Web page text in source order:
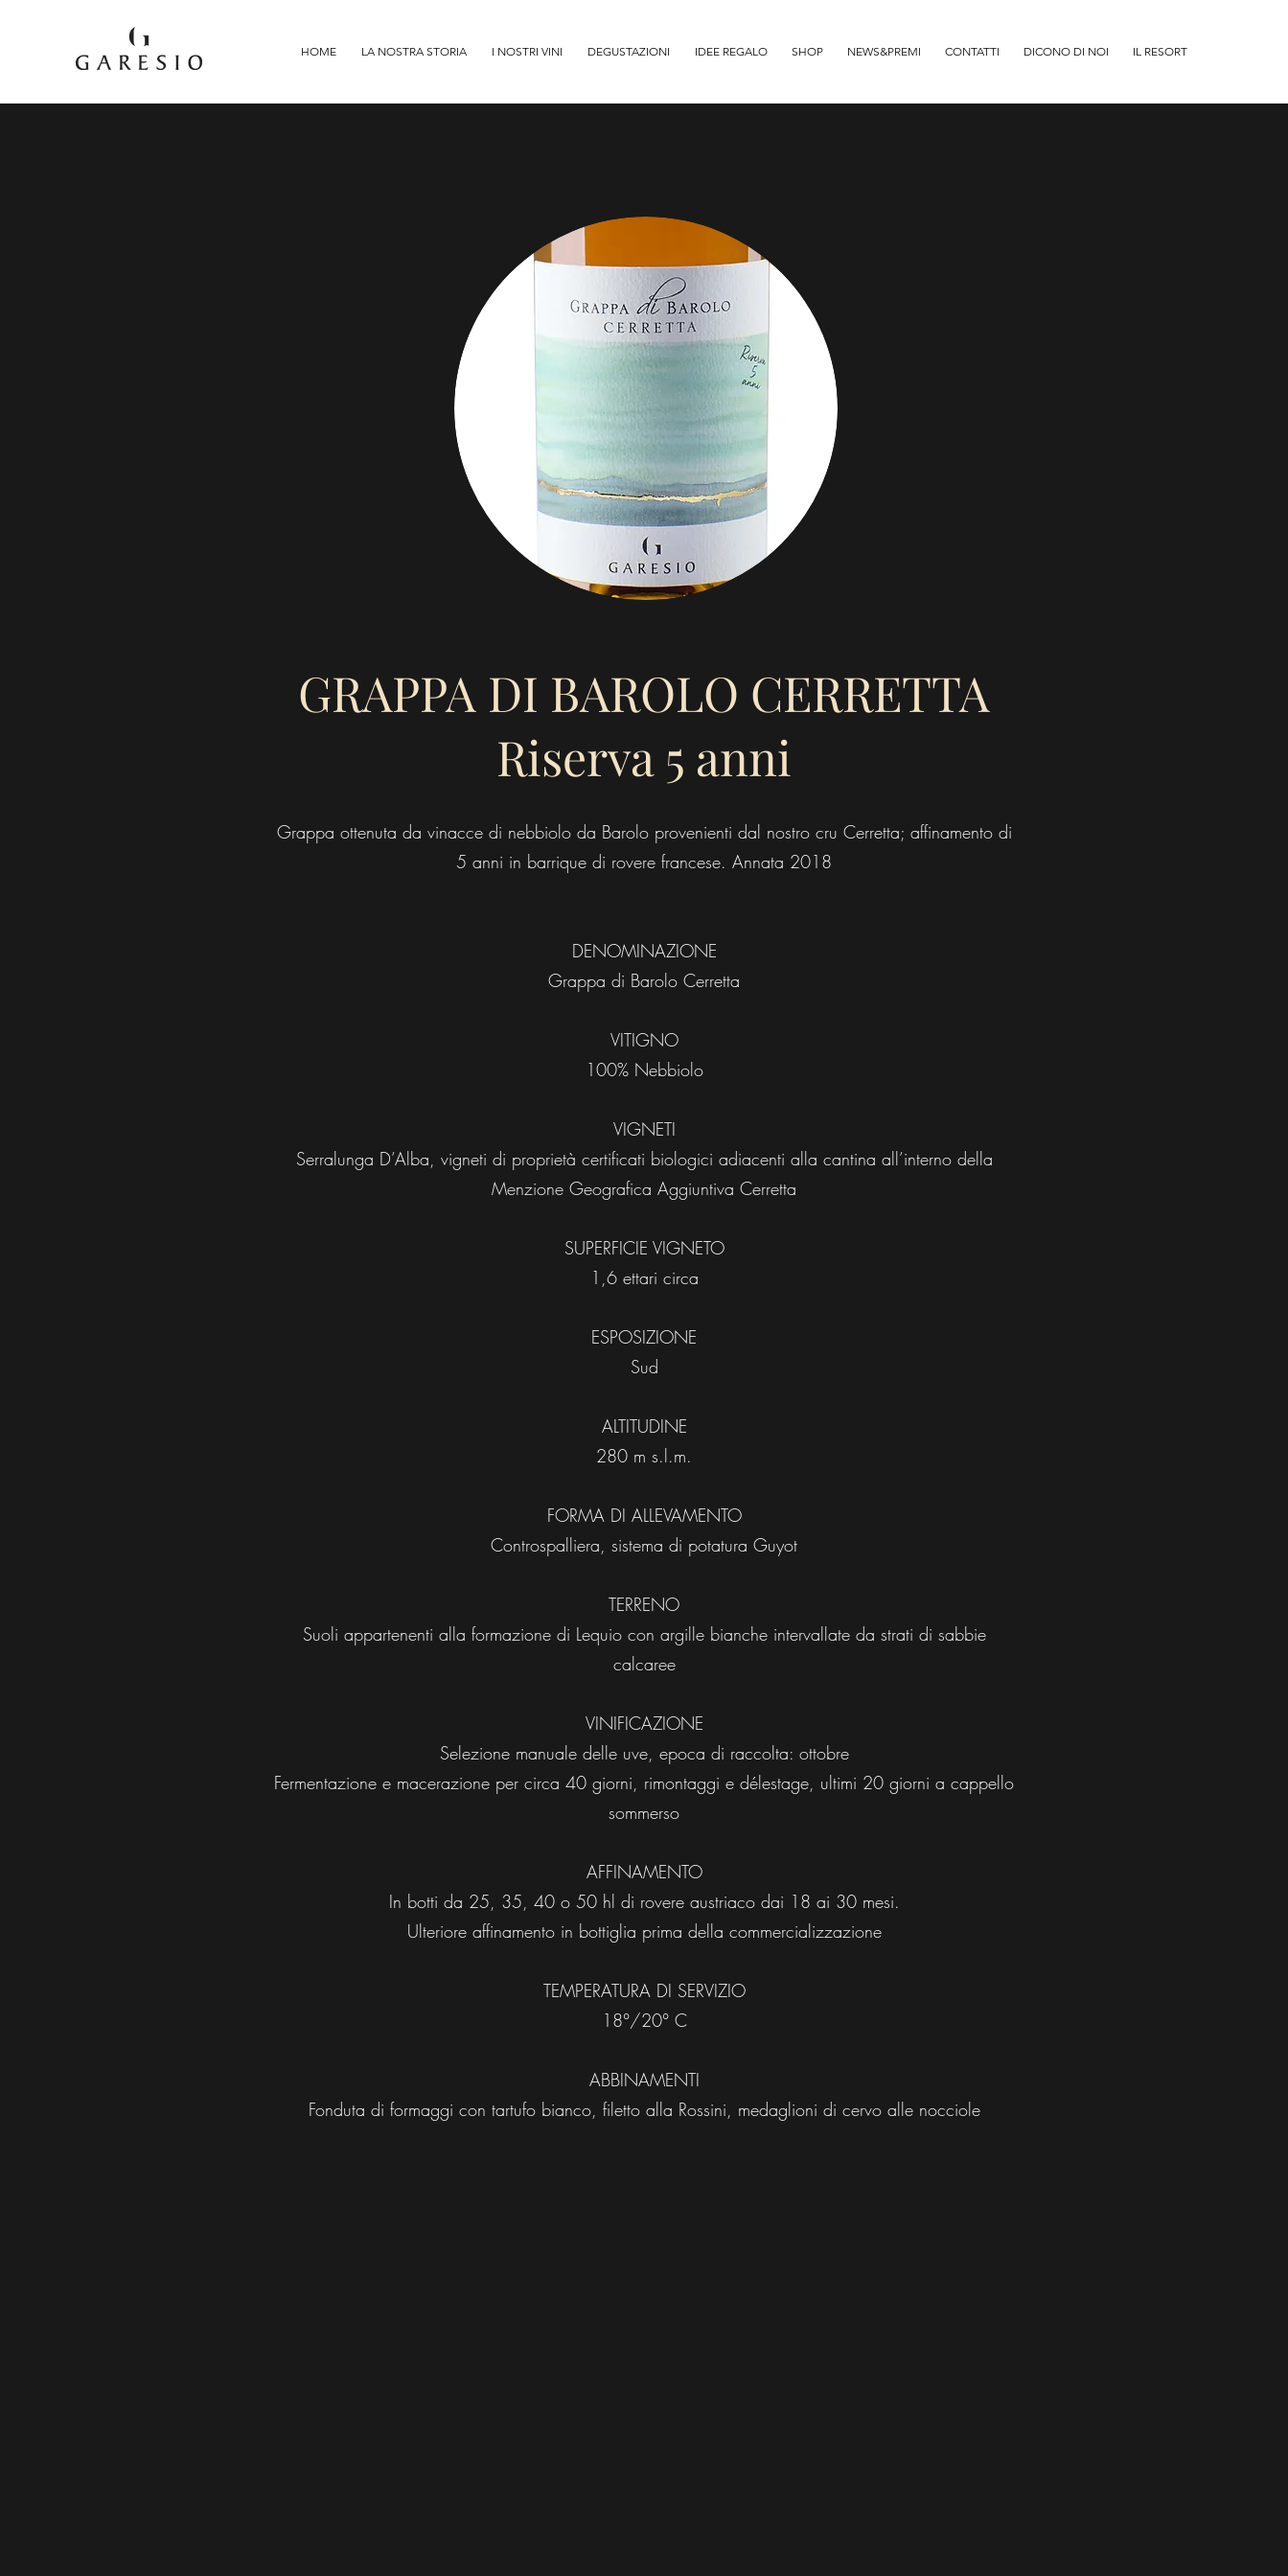
HOME LA NOSTRA STORIA I NOSTRI VINI DEGUSTAZIONI IDEE REGALO SHOP NEWS&PREMI CONTATTI DICONO DI NOI IL RESORT
GRAPPA DI BAROLO CERRETTA
Riserva 5 anni
Grappa ottenuta da vinacce di nebbiolo da Barolo provenienti dal nostro cru Cerretta; affinamento di
5 anni in barrique di rovere francese. Annata 2018
DENOMINAZIONE
Grappa di Barolo Cerretta
VITIGNO
100% Nebbiolo
VIGNETI
Serralunga D’Alba, vigneti di proprietà certificati biologici adiacenti alla cantina all’interno della
Menzione Geografica Aggiuntiva Cerretta
SUPERFICIE VIGNETO
1,6 ettari circa
ESPOSIZIONE
Sud
ALTITUDINE
280 m s.l.m.
FORMA DI ALLEVAMENTO
Controspalliera, sistema di potatura Guyot
TERRENO
Suoli appartenenti alla formazione di Lequio con argille bianche intervallate da strati di sabbie
calcaree
VINIFICAZIONE
Selezione manuale delle uve, epoca di raccolta: ottobre
Fermentazione e macerazione per circa 40 giorni, rimontaggi e délestage, ultimi 20 giorni a cappello
sommerso
AFFINAMENTO
In botti da 25, 35, 40 o 50 hl di rovere austriaco dai 18 ai 30 mesi.
Ulteriore affinamento in bottiglia prima della commercializzazione
TEMPERATURA DI SERVIZIO
18°/20° C
ABBINAMENTI
Fonduta di formaggi con tartufo bianco, filetto alla Rossini, medaglioni di cervo alle nocciole